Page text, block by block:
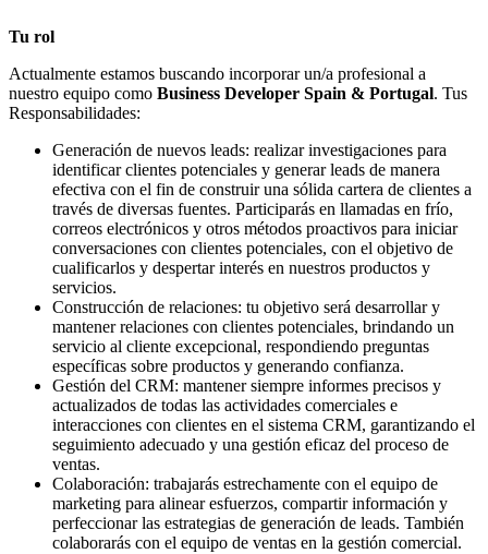
Tu rol
Actualmente estamos buscando incorporar un/a profesional a
nuestro equipo como Business Developer Spain & Portugal. Tus
Responsabilidades:
Generación de nuevos leads: realizar investigaciones para
identificar clientes potenciales y generar leads de manera
efectiva con el fin de construir una sólida cartera de clientes a
través de diversas fuentes. Participarás en llamadas en frío,
correos electrónicos y otros métodos proactivos para iniciar
conversaciones con clientes potenciales, con el objetivo de
cualificarlos y despertar interés en nuestros productos y
servicios.
Construcción de relaciones: tu objetivo será desarrollar y
mantener relaciones con clientes potenciales, brindando un
servicio al cliente excepcional, respondiendo preguntas
específicas sobre productos y generando confianza.
Gestión del CRM: mantener siempre informes precisos y
actualizados de todas las actividades comerciales e
interacciones con clientes en el sistema CRM, garantizando el
seguimiento adecuado y una gestión eficaz del proceso de
ventas.
Colaboración: trabajarás estrechamente con el equipo de
marketing para alinear esfuerzos, compartir información y
perfeccionar las estrategias de generación de leads. También
colaborarás con el equipo de ventas en la gestión comercial.